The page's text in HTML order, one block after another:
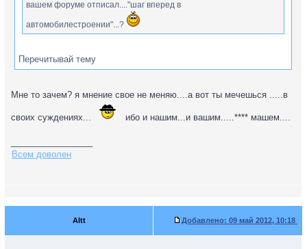
вашем форуме отписал...."шаг вперед в
автомобилестроении"...?
Перечитывай тему
Мне то зачем? я мнение свое не меняю....а вот ты мечешься .....в
своих суждениях... ибо и нашим...и вашим.....**** машем....
Всем доволен
Altt Добавлено: 09 май 2012, 10:18